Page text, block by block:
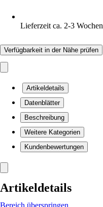
Lieferzeit ca. 2-3 Wochen
Verfügbarkeit in der Nähe prüfen
Artikeldetails
Datenblätter
Beschreibung
Weitere Kategorien
Kundenbewertungen
Artikeldetails
Bereich überspringen